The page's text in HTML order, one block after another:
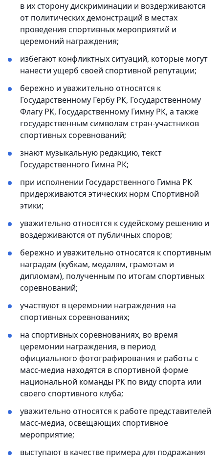
в их сторону дискриминации и воздерживаются
от политических демонстраций в местах
проведения спортивных мероприятий и
церемоний награждения;
избегают конфликтных ситуаций, которые могут
нанести ущерб своей спортивной репутации;
бережно и уважительно относятся к
Государственному Гербу РК, Государственному
Флагу РК, Государственному Гимну РК, а также
государственным символам стран-участников
спортивных соревнований;
знают музыкальную редакцию, текст
Государственного Гимна РК;
при исполнении Государственного Гимна РК
придерживаются этических норм Спортивной
этики;
уважительно относятся к судейскому решению и
воздерживаются от публичных споров;
бережно и уважительно относятся к спортивным
наградам (кубкам, медалям, грамотам и
дипломам), полученным по итогам спортивных
соревнований;
участвуют в церемонии награждения на
спортивных соревнованиях;
на спортивных соревнованиях, во время
церемонии награждения, в период
официального фотографирования и работы с
масс-медиа находятся в спортивной форме
национальной команды РК по виду спорта или
своего спортивного клуба;
уважительно относятся к работе представителей
масс-медиа, освещающих спортивное
мероприятие;
выступают в качестве примера для подражания